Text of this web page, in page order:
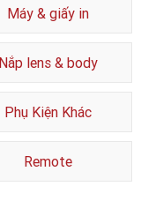
Máy & giấy in
Nắp lens & body
Phụ Kiện Khác
Remote